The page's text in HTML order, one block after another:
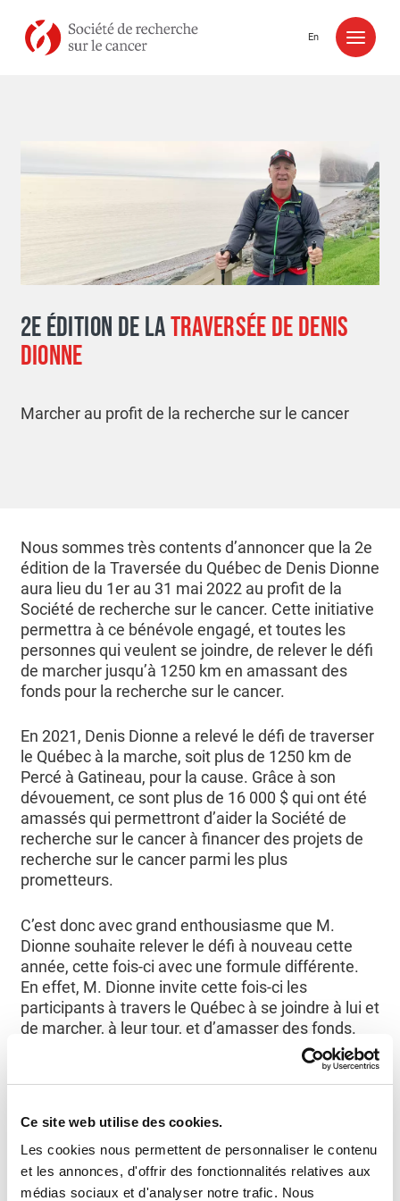
Ce site web utilise des cookies.
Les cookies nous permettent de personnaliser le contenu
et les annonces, d'offrir des fonctionnalités relatives aux
médias sociaux et d'analyser notre trafic. Nous
En
2E ÉDITION DE LATRAVERSÉE DE DENIS
DIONNE
Marcher au profit de la recherche sur le cancer
Nous sommes très contents d’annoncer que la 2e
édition de la Traversée du Québec de Denis Dionne
aura lieu du 1er au 31 mai 2022 au profit de la
Société de recherche sur le cancer. Cette initiative
permettra à ce bénévole engagé, et toutes les
personnes qui veulent se joindre, de relever le défi
de marcher jusqu’à 1250 km en amassant des
fonds pour la recherche sur le cancer.
En 2021, Denis Dionne a relevé le défi de traverser
le Québec à la marche, soit plus de 1250 km de
Percé à Gatineau, pour la cause. Grâce à son
dévouement, ce sont plus de 16 000 $ qui ont été
amassés qui permettront d’aider la Société de
recherche sur le cancer à financer des projets de
recherche sur le cancer parmi les plus
prometteurs.
C’est donc avec grand enthousiasme que M.
Dionne souhaite relever le défi à nouveau cette
année, cette fois-ci avec une formule différente.
En effet, M. Dionne invite cette fois-ci les
participants à travers le Québec à se joindre à lui et
de marcher, à leur tour, et d’amasser des fonds.
« Denis Dionne est un réel ambassadeur de la
dernières années, en plus de la Traversée, il a
en 2019 où il a pu amasser 12 645 $ et découvrir
la Patagonie. De plus, il est également inscrit à
un défi au Cambodge (2024) pour lequel il a déjà